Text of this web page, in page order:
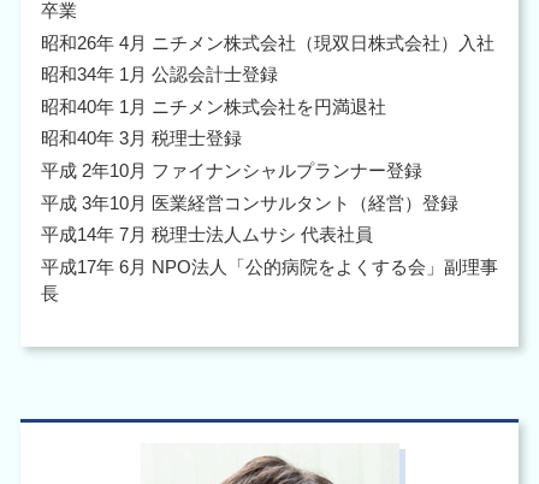
卒業
昭和26年 4月 ニチメン株式会社（現双日株式会社）入社
昭和34年 1月 公認会計士登録
昭和40年 1月 ニチメン株式会社を円満退社
昭和40年 3月 税理士登録
平成 2年10月 ファイナンシャルプランナー登録
平成 3年10月 医業経営コンサルタント（経営）登録
平成14年 7月 税理士法人ムサシ 代表社員
平成17年 6月 NPO法人「公的病院をよくする会」副理事
長